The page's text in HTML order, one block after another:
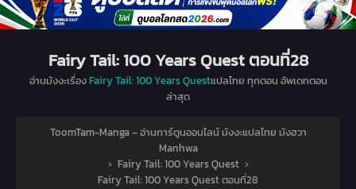
Fairy Tail: 100 Years Quest ตอนที่28
อ่านมังงะเรื่องFairy Tail: 100 Years Questแปลไทย ทุกตอน อัพเดทตอน
ล่าสุด
ToomTam-Manga – อ่านการ์ตูนออนไลน์ มังงะแปลไทย มังฮวา
Manhwa
› Fairy Tail: 100 Years Quest ›
Fairy Tail: 100 Years Quest ตอนที่28